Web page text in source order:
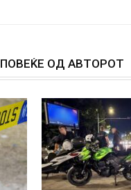
ПОВЕЌЕ ОД АВТОРОТ